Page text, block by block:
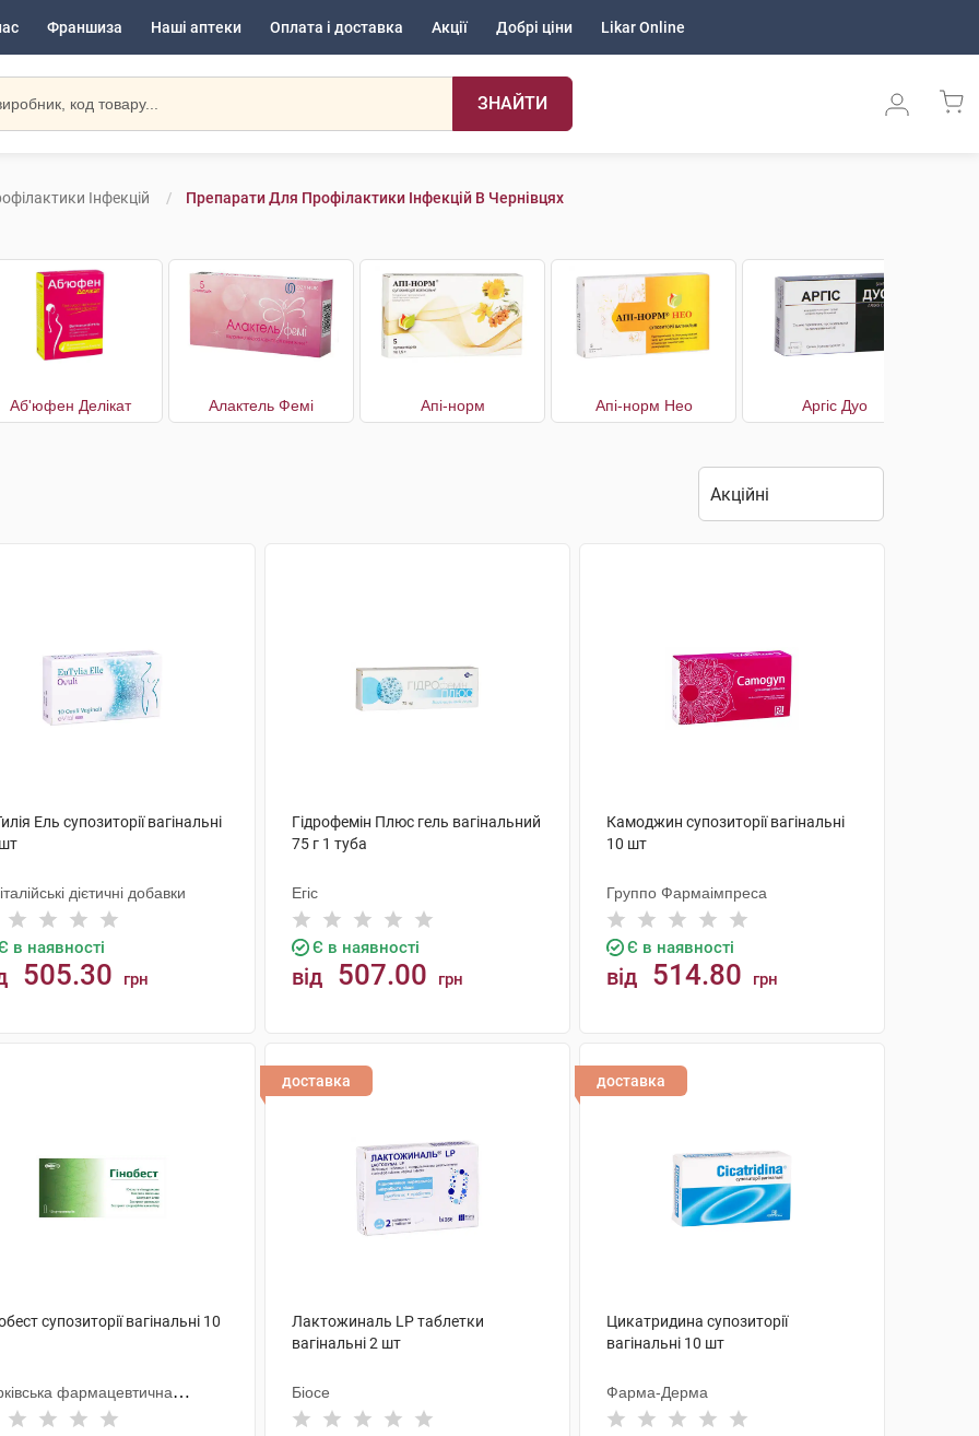
Франшиза Наші аптеки Оплата і доставка Акції Добрі ціни Likar Online
ЗНАЙТИ
Інфекцій Препарати Для Профілактики Інфекцій В Чернівцях
Аб'юфен Делікат Алактель Фемі Апі-норм Апі-норм Нео Аргіс Дуо
Ель супозиторії вагінальні
дієтичні добавки
в наявності
505.30 грн
Гідрофемін Плюс гель вагінальний
75 г 1 туба
Егіс
Є в наявності
від 507.00 грн
Камоджин супозиторії вагінальні
10 шт
Группо Фармаімпреса
Є в наявності
від 514.80 грн
супозиторії вагінальні 10
фармацевтична
доставка
Лактожиналь LP таблетки
вагінальні 2 шт
Біосе
доставка
Цикатридина супозиторії
вагінальні 10 шт
Фарма-Дерма